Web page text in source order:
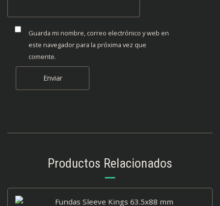
Guarda mi nombre, correo electrónico y web en
este navegador para la próxima vez que
comente.
Productos Relacionados